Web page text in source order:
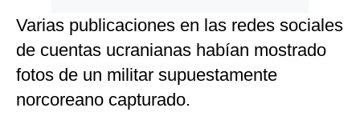
Varias publicaciones en las redes sociales
de cuentas ucranianas habían mostrado
fotos de un militar supuestamente
norcoreano capturado.